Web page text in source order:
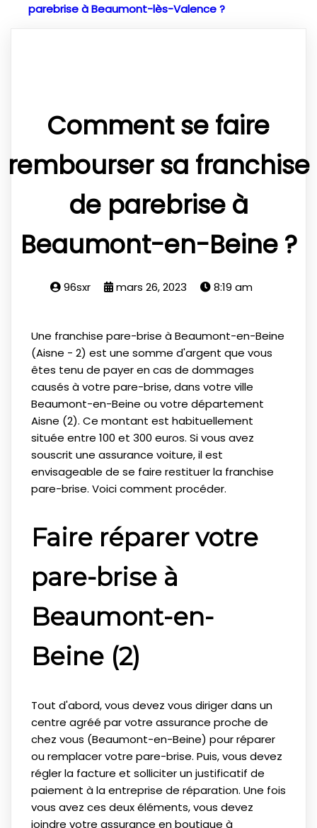
parebrise à Beaumont-lès-Valence ?
Comment se faire
rembourser sa franchise
de parebrise à
Beaumont-en-Beine ?
96sxr mars 26, 2023 8:19 am
Une franchise pare-brise à Beaumont-en-Beine
(Aisne - 2) est une somme d'argent que vous
êtes tenu de payer en cas de dommages
causés à votre pare-brise, dans votre ville
Beaumont-en-Beine ou votre département
Aisne (2). Ce montant est habituellement
située entre 100 et 300 euros. Si vous avez
souscrit une assurance voiture, il est
envisageable de se faire restituer la franchise
pare-brise. Voici comment procéder.
Faire réparer votre
pare-brise à
Beaumont-en-
Beine (2)
Tout d'abord, vous devez vous diriger dans un
centre agréé par votre assurance proche de
chez vous (Beaumont-en-Beine) pour réparer
ou remplacer votre pare-brise. Puis, vous devez
régler la facture et solliciter un justificatif de
paiement à la entreprise de réparation. Une fois
vous avez ces deux éléments, vous devez
joindre votre assurance en boutique à